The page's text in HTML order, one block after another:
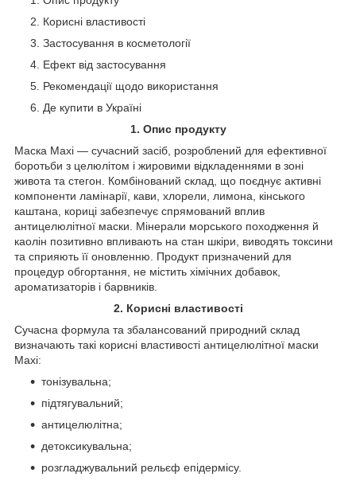
Корисні властивості
Застосування в косметології
Ефект від застосування
Рекомендації щодо використання
Де купити в Україні
1. Опис продукту
Маска Maxi — сучасний засіб, розроблений для ефективної
боротьби з целюлітом і жировими відкладеннями в зоні
живота та стегон. Комбінований склад, що поєднує активні
компоненти ламінарії, кави, хлорели, лимона, кінського
каштана, кориці забезпечує спрямований вплив
антицелюлітної маски. Мінерали морського походження й
каолін позитивно впливають на стан шкіри, виводять токсини
та сприяють її оновленню. Продукт призначений для
процедур обгортання, не містить хімічних добавок,
ароматизаторів і барвників.
2. Корисні властивості
Сучасна формула та збалансований природний склад
визначають такі корисні властивості антицелюлітної маски
Maxi:
тонізувальна;
підтягувальний;
антицелюлітна;
детоксикувальна;
розгладжувальний рельєф епідермісу.